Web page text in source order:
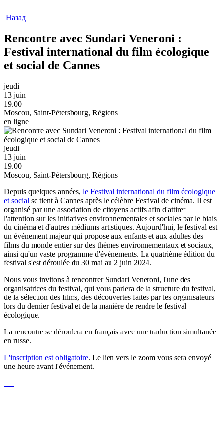
Назад
Rencontre avec Sundari Veneroni :
Festival international du film écologique
et social de Cannes
jeudi
13 juin
19.00
Moscou, Saint-Pétersbourg, Régions
en ligne
jeudi
13 juin
19.00
Moscou, Saint-Pétersbourg, Régions
Depuis quelques années, le Festival international du film écologique
et social se tient à Cannes après le célèbre Festival de сinéma. Il est
organisé par une association de citoyens actifs afin d'attirer
l'attention sur les initiatives environnementales et sociales par le biais
du cinéma et d'autres médiums artistiques. Aujourd'hui, le festival est
un événement majeur qui propose aux enfants et aux adultes des
films du monde entier sur des thèmes environnementaux et sociaux,
ainsi qu'un vaste programme d'événements. La quatrième édition du
festival s'est déroulée du 30 mai au 2 juin 2024.
Nous vous invitons à rencontrer Sundari Veneroni, l'une des
organisatrices du festival, qui vous parlera de la structure du festival,
de la sélection des films, des découvertes faites par les organisateurs
lors du dernier festival et de la manière de rendre le festival
écologique.
La rencontre se déroulera en français avec une traduction simultanée
en russe.
L'inscription est obligatoire. Le lien vers le zoom vous sera envoyé
une heure avant l'événement.